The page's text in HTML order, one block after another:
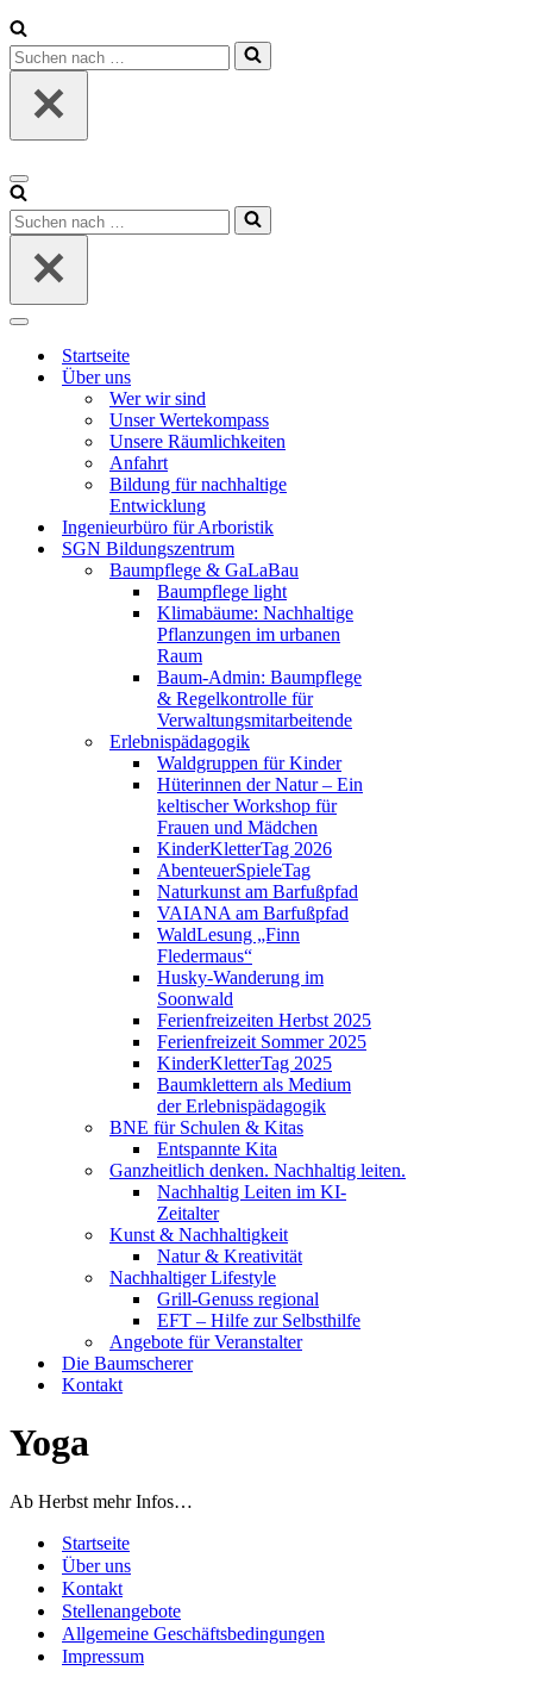
Suchen
nach …
Navigationsmenü
Suchen
nach …
Navigationsmenü
Startseite
Über uns
Wer wir sind
Unser Wertekompass
Unsere Räumlichkeiten
Anfahrt
Bildung für nachhaltige
Entwicklung
Ingenieurbüro für Arboristik
SGN Bildungszentrum
Baumpflege & GaLaBau
Baumpflege light
Klimabäume: Nachhaltige
Pflanzungen im urbanen
Raum
Baum-Admin: Baumpflege
& Regelkontrolle für
Verwaltungsmitarbeitende
Erlebnispädagogik
Waldgruppen für Kinder
Hüterinnen der Natur – Ein
keltischer Workshop für
Frauen und Mädchen
KinderKletterTag 2026
AbenteuerSpieleTag
Naturkunst am Barfußpfad
VAIANA am Barfußpfad
WaldLesung „Finn
Fledermaus“
Husky-Wanderung im
Soonwald
Ferienfreizeiten Herbst 2025
Ferienfreizeit Sommer 2025
KinderKletterTag 2025
Baumklettern als Medium
der Erlebnispädagogik
BNE für Schulen & Kitas
Entspannte Kita
Ganzheitlich denken. Nachhaltig leiten.
Nachhaltig Leiten im KI-
Zeitalter
Kunst & Nachhaltigkeit
Natur & Kreativität
Nachhaltiger Lifestyle
Grill-Genuss regional
EFT – Hilfe zur Selbsthilfe
Angebote für Veranstalter
Die Baumscherer
Kontakt
Yoga
Ab Herbst mehr Infos…
Startseite
Über uns
Kontakt
Stellenangebote
Allgemeine Geschäftsbedingungen
Impressum